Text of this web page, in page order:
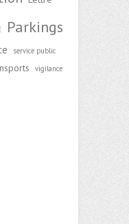
Parkings
service public
vigilance